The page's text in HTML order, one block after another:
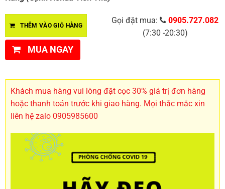
THÊM VÀO GIỎ HÀNG
MUA NGAY
Gọi đặt mua:
0905.727.082
(7:30 -20:30)
Khách mua hàng vui lòng đặt cọc 30% giá trị đơn hàng
hoặc thanh toán trước khi giao hàng. Mọi thắc mắc xin
liên hệ zalo 0905985600